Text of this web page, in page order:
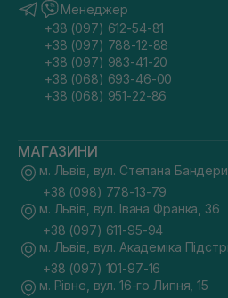
Менеджер
+38 (097) 612-54-81
+38 (097) 788-12-88
+38 (097) 983-41-20
+38 (068) 693-46-00
+38 (068) 951-22-86
МАГАЗИНИ
м. Львів, вул. Степана
+38 (098) 778-13-79
м. Львів, вул. Івана Франка, 36
+38 (097) 611-95-94
м. Львів, вул. Академіка
+38 (097) 101-97-16
м. Рівне, вул. 16-го Липня, 15